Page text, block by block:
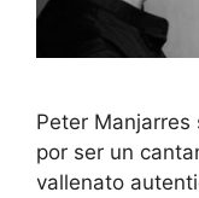
Peter
por ser un
vallenato